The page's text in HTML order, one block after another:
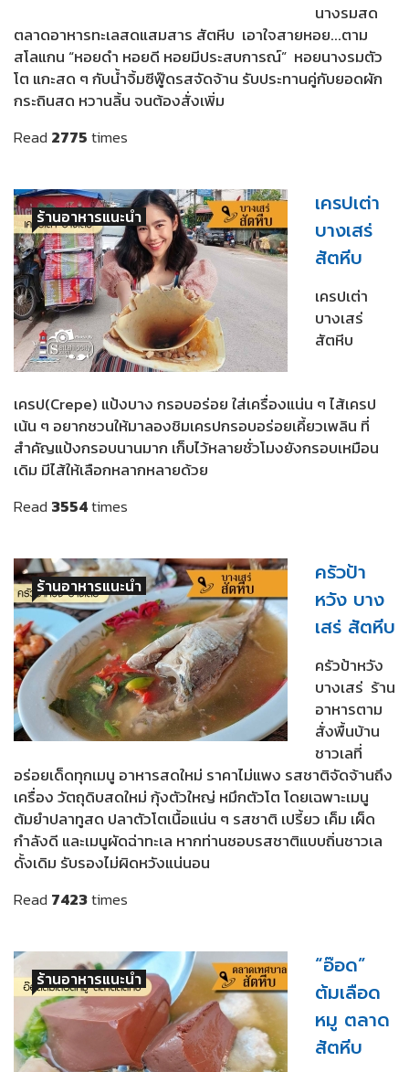
นางรมสด
ตลาดอาหารทะเลสดแสมสาร สัตหีบ เอาใจสายหอย...ตาม
สโลแกน “หอยดำ หอยดี หอยมีประสบการณ์” หอยนางรมตัว
โต แกะสด ๆ กับน้ำจิ้มซีฟู๊ดรสจัดจ้าน รับประทานคู่กับยอดผัก
กระถินสด หวานลิ้น จนต้องสั่งเพิ่ม
Read 2775times
ร้านอาหารแนะนำ
เครปเต่า
บางเสร่
สัตหีบ
เครปเต่า
บางเสร่
สัตหีบ
เครป(Crepe) แป้งบาง กรอบอร่อย ใส่เครื่องแน่น ๆ ไส้เครป
เน้น ๆ อยากชวนให้มาลองชิมเครปกรอบอร่อยเคี้ยวเพลิน ที่
สำคัญแป้งกรอบนานมาก เก็บไว้หลายชั่วโมงยังกรอบเหมือน
เดิม มีไส้ให้เลือกหลากหลายด้วย
Read 3554times
ร้านอาหารแนะนำ
ครัวป้า
หวัง บาง
เสร่ สัตหีบ
ครัวป้าหวัง
บางเสร่ ร้าน
อาหารตาม
สั่งพื้นบ้าน
ชาวเลที่
อร่อยเด็ดทุกเมนู อาหารสดใหม่ ราคาไม่แพง รสชาติจัดจ้านถึง
เครื่อง วัตถุดิบสดใหม่ กุ้งตัวใหญ่ หมึกตัวโต โดยเฉพาะเมนู
ต้มยำปลาทูสด ปลาตัวโตเนื้อแน่น ๆ รสชาติ เปรี้ยว เค็ม เผ็ด
กำลังดี และเมนูผัดฉ่าทะเล หากท่านชอบรสชาติแบบถิ่นชาวเล
ดั้งเดิม รับรองไม่ผิดหวังแน่นอน
Read 7423times
ร้านอาหารแนะนำ
“อ๊อด”
ต้มเลือด
หมู ตลาด
สัตหีบ